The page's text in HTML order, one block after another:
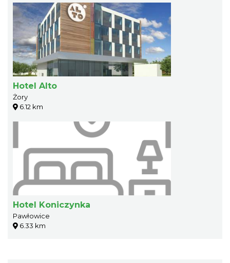
Hotel Alto
Żory
6.12 km
Hotel Koniczynka
Pawłowice
6.33 km